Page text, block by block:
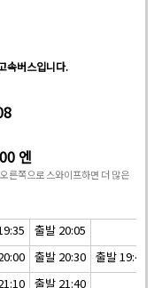
속버스입니다.
엔
른쪽으로 스와이프하면 더 많은
출발 20:05
출발 20:30 출발 19:40
출발 21:40